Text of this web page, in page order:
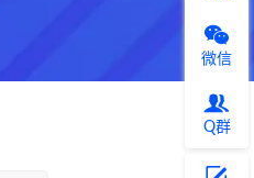
微信
Q群